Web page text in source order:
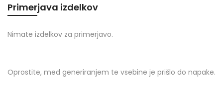
Primerjava izdelkov
Nimate izdelkov za primerjavo.
Oprostite, med generiranjem te vsebine je prišlo do napake.